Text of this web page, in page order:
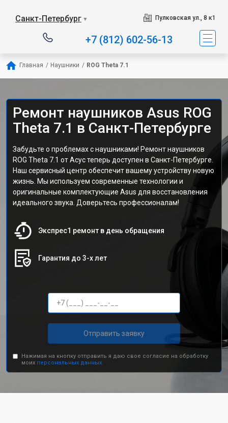
Санкт-Петербург ▼ Пулковская ул., 8 к1
+7 (812) 602-56-13
Главная / Наушники / ROG Theta 7.1
Ремонт наушников Asus ROG
Theta 7.1 в Санкт-Петербурге
Забудьте о проблемах с наушниками! Ремонт наушников
ROG Theta 7.1 от Асус теперь доступен в Санкт-Петербурге.
Наш сервисный центр обеспечит вашему устройству новую
жизнь. Мы используем современные технологии и
оригинальные комплектующие Asus для восстановления
идеального звука. Доверьтесь профессионалам!
Экспрес1 ремонт в день обращения
Гарантия до 3-х лет
Отправить заявку
Нажимая на кнопку отправить я даю свое согласие на обработку
моих персональных данных.